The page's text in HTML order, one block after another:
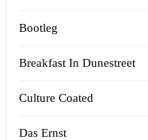
Bootleg
Breakfast In Dunestreet
Culture Coated
Das Ernst